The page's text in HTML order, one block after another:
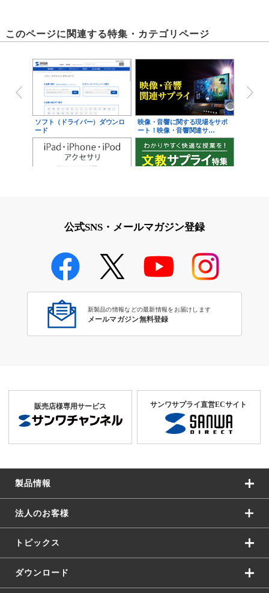
このページに関連する特集・カテゴリページ
ソフト（ドライバー）ダウンロ
ード
映像・音響に関する現場をサポ
ート！映像・音響関連サ…
学校教育のICT環境整備特集
公式SNS・メールマガジン登録
新製品の情報などの最新情報をお届けします
メールマガジン無料登録
販売店様専用サービス サンワサプライ直営ECサイト
製品情報
法人のお客様
トピックス
ダウンロード